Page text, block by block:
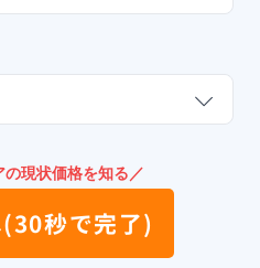
の現状価格を知る／
秒で完了)